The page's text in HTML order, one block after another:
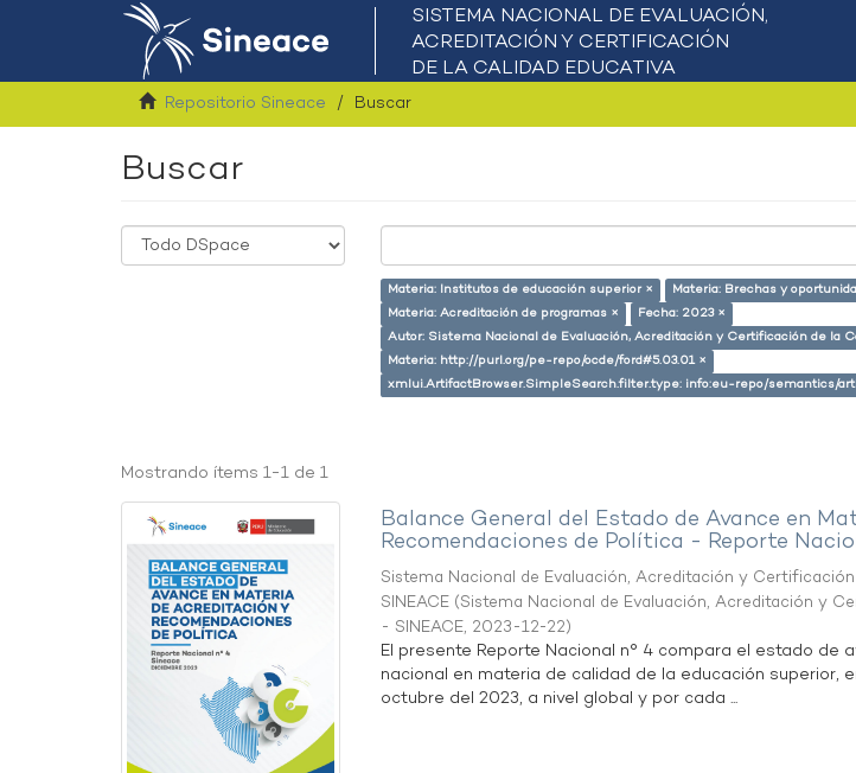
Repositorio Sineace Buscar
Buscar
Materia: Institutos de educación superior ×
Materia: Brechas y
Materia: Acreditación de programas ×
Fecha: 2023 ×
Autor: Sistema Nacional de Evaluación, Acreditación y Certificación de la
Materia: http://purl.org/pe-repo/ocde/ford#5.03.01 ×
xmlui.ArtifactBrowser.SimpleSearch.filter.type: info:eu-repo/semantics/
Mostrando ítems 1-1 de 1
Balance General del Estado de Avance en
Recomendaciones de Política - Reporte
Sistema Nacional de Evaluación, Acreditación y
SINEACE (Sistema Nacional de Evaluación, Acreditación y
- SINEACE, 2023-12-22)
El presente Reporte Nacional n° 4 compara el estado de
nacional en materia de calidad de la educación superior,
octubre del 2023, a nivel global y por cada ...